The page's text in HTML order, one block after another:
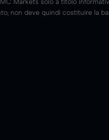
Markets solo a titolo
non deve quindi costituire la